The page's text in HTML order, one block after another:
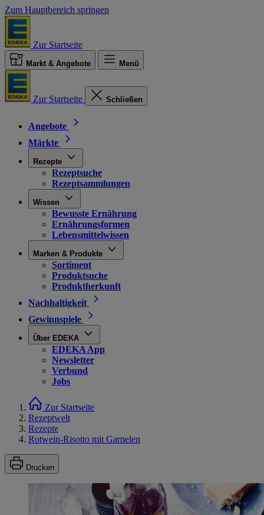
Zum Hauptbereich springen
Zur Startseite
Markt & Angebote Menü
Zur Startseite Schließen
Angebote
Märkte
Rezepte
Rezeptsuche
Rezeptsammlungen
Wissen
Bewusste Ernährung
Ernährungsformen
Lebensmittelwissen
Marken & Produkte
Sortiment
Produktsuche
Produktherkunft
Nachhaltigkeit
Gewinnspiele
Über EDEKA
EDEKA App
Newsletter
Verbund
Jobs
Zur Startseite
Rezeptwelt
Rezepte
Rotwein-Risotto mit Garnelen
Drucken